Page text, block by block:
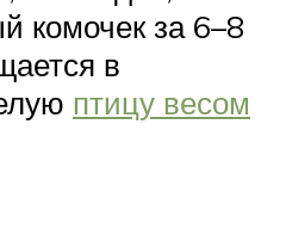
комочек за 6–8
в
птицу весом